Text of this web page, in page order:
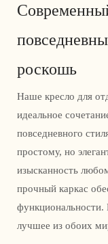
роскошь
Наше кресло для
идеальное
повседневного
простому, но
изысканность
прочный каркас
функциональности.
лучшее из обоих